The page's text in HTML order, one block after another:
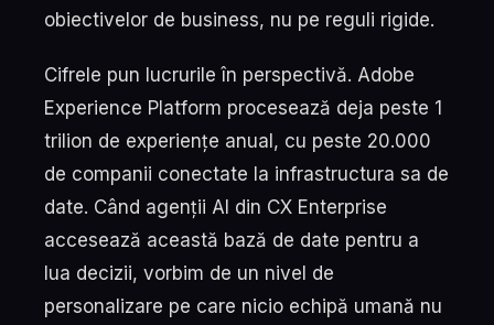
obiectivelor de business, nu pe reguli rigide.
Cifrele pun lucrurile în perspectivă. Adobe
Experience Platform procesează deja peste 1
trilion de experiențe anual, cu peste 20.000
de companii conectate la infrastructura sa de
date. Când agenții AI din CX Enterprise
accesează această bază de date pentru a
lua decizii, vorbim de un nivel de
personalizare pe care nicio echipă umană nu